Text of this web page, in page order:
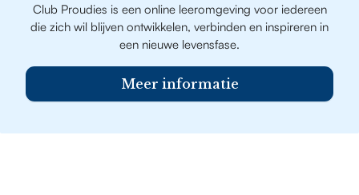
Club Proudies is een online leeromgeving voor iedereen
die zich wil blijven ontwikkelen, verbinden en inspireren in
een nieuwe levensfase.
Meer informatie